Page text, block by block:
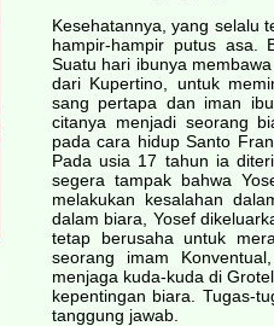
Kesehatannya, yang selalu
hampir-hampir putus asa.
Suatu hari ibunya
dari Kupertino, untuk
sang pertapa dan iman
citanya menjadi seorang
pada cara hidup Santo
Pada usia 17 tahun ia
segera tampak bahwa
melakukan kesalahan
dalam biara, Yosef
tetap berusaha untuk
seorang imam
menjaga kuda-kuda di
kepentingan biara. Tugas-
tanggung jawab.